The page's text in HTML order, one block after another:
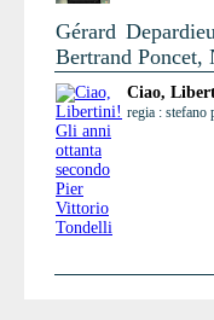
Gérard
Bertrand Poncet,
Ciao,
regia : stefano